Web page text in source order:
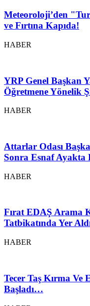
Meteoroloji’den
ve Fırtına Kapıda!
HABER
YRP Genel Başkan
Öğretmene Yönelik
HABER
Attarlar Odası
Sonra Esnaf Ayakta
HABER
Fırat EDAŞ Arama
Tatbikatında Yer
HABER
Tecer Taş Kırma Ve
Başladı…